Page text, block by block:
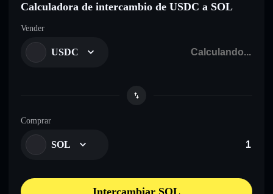
Calculadora de intercambio de USDC a SOL
Vender
USDC
Comprar
SOL
Intercambiar SOL